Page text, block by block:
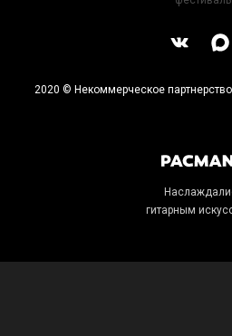
гитарным
2020 © Некоммерческое